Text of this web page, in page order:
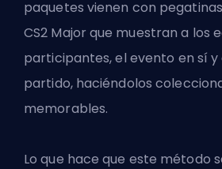
paquetes vienen con
CS2 Major que muestran a los
participantes, el evento en sí y
partido, haciéndolos
memorables.
Lo que hace que este método